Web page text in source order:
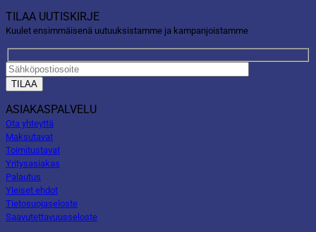
TILAA UUTISKIRJE
Kuulet ensimmäisenä uutuuksistamme ja kampanjoistamme
ASIAKASPALVELU
Ota yhteyttä
Maksutavat
Toimitustavat
Yritysasiakas
Palautus
Yleiset ehdot
Tietosuojaseloste
Saavutettavuusseloste